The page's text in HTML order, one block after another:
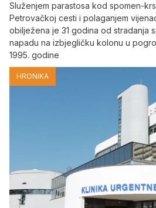
Služenjem parastosa kod spomen-
Petrovačkoj cesti i polaganjem
obilježena je 31 godina od stradanja
napadu na izbjegličku kolonu u
1995. godine
HRONIKA